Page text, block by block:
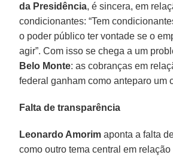
da Presidência, é sincera, em
condicionantes: “Tem
o poder público ter vontade se o
agir”. Com isso se chega a um
Belo Monte: as cobranças em
federal ganham como anteparo um
Falta de transparência
Leonardo Amorim aponta a falta
como outro tema central em